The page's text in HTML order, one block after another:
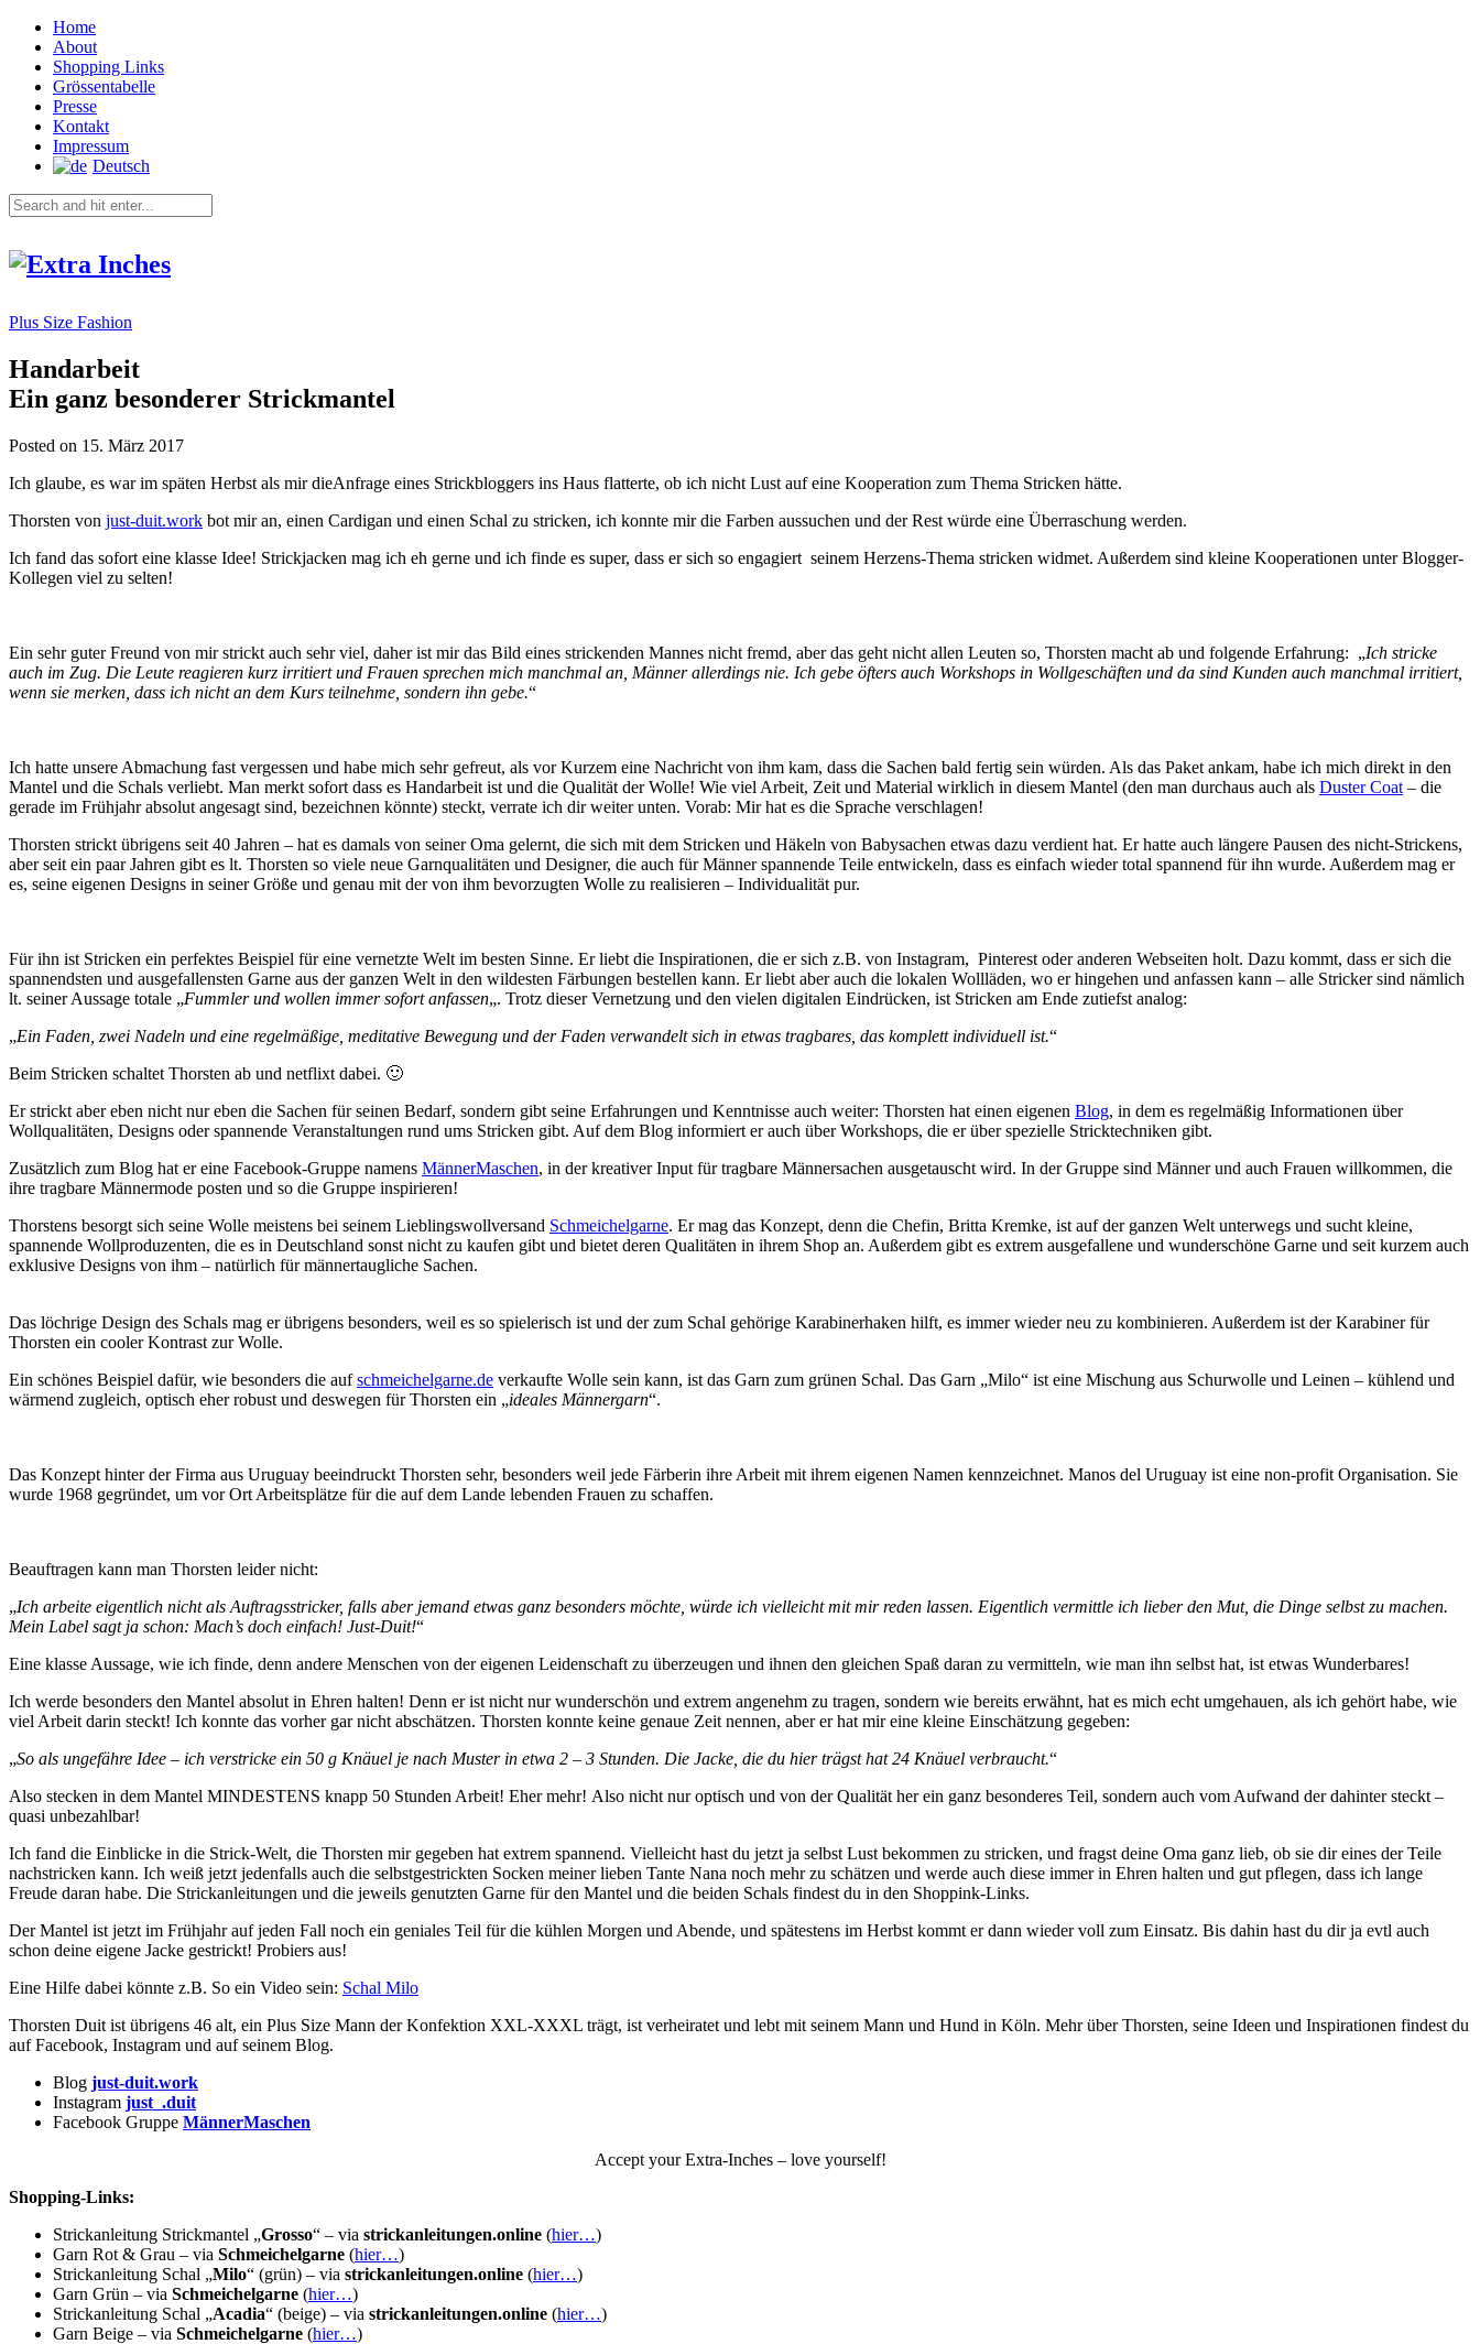
Home
About
Shopping Links
Grössentabelle
Presse
Kontakt
Impressum
Deutsch
Plus Size Fashion
Handarbeit
Ein ganz besonderer Strickmantel
Posted on 15. März 2017
Ich glaube, es war im späten Herbst als mir dieAnfrage eines Strickbloggers ins Haus flatterte, ob ich nicht Lust auf eine Kooperation zum Thema Stricken hätte.
Thorsten von just-duit.work bot mir an, einen Cardigan und einen Schal zu stricken, ich konnte mir die Farben aussuchen und der Rest würde eine Überraschung werden.
Ich fand das sofort eine klasse Idee! Strickjacken mag ich eh gerne und ich finde es super, dass er sich so engagiert seinem Herzens-Thema stricken widmet. Außerdem sind kleine Kooperationen unter Blogger-
Kollegen viel zu selten!
Ein sehr guter Freund von mir strickt auch sehr viel, daher ist mir das Bild eines strickenden Mannes nicht fremd, aber das geht nicht allen Leuten so, Thorsten macht ab und folgende Erfahrung: „Ich stricke
auch im Zug. Die Leute reagieren kurz irritiert und Frauen sprechen mich manchmal an, Männer allerdings nie. Ich gebe öfters auch Workshops in Wollgeschäften und da sind Kunden auch manchmal irritiert,
wenn sie merken, dass ich nicht an dem Kurs teilnehme, sondern ihn gebe.“
Ich hatte unsere Abmachung fast vergessen und habe mich sehr gefreut, als vor Kurzem eine Nachricht von ihm kam, dass die Sachen bald fertig sein würden. Als das Paket ankam, habe ich mich direkt in den
Mantel und die Schals verliebt. Man merkt sofort dass es Handarbeit ist und die Qualität der Wolle! Wie viel Arbeit, Zeit und Material wirklich in diesem Mantel (den man durchaus auch als Duster Coat – die
gerade im Frühjahr absolut angesagt sind, bezeichnen könnte) steckt, verrate ich dir weiter unten. Vorab: Mir hat es die Sprache verschlagen!
Thorsten strickt übrigens seit 40 Jahren – hat es damals von seiner Oma gelernt, die sich mit dem Stricken und Häkeln von Babysachen etwas dazu verdient hat. Er hatte auch längere Pausen des nicht-Strickens,
aber seit ein paar Jahren gibt es lt. Thorsten so viele neue Garnqualitäten und Designer, die auch für Männer spannende Teile entwickeln, dass es einfach wieder total spannend für ihn wurde. Außerdem mag er
es, seine eigenen Designs in seiner Größe und genau mit der von ihm bevorzugten Wolle zu realisieren – Individualität pur.
Für ihn ist Stricken ein perfektes Beispiel für eine vernetzte Welt im besten Sinne. Er liebt die Inspirationen, die er sich z.B. von Instagram, Pinterest oder anderen Webseiten holt. Dazu kommt, dass er sich die
spannendsten und ausgefallensten Garne aus der ganzen Welt in den wildesten Färbungen bestellen kann. Er liebt aber auch die lokalen Wollläden, wo er hingehen und anfassen kann – alle Stricker sind nämlich
lt. seiner Aussage totale „Fummler und wollen immer sofort anfassen„. Trotz dieser Vernetzung und den vielen digitalen Eindrücken, ist Stricken am Ende zutiefst analog:
„Ein Faden, zwei Nadeln und eine regelmäßige, meditative Bewegung und der Faden verwandelt sich in etwas tragbares, das komplett individuell ist.“
Beim Stricken schaltet Thorsten ab und netflixt dabei. 🙂
Er strickt aber eben nicht nur eben die Sachen für seinen Bedarf, sondern gibt seine Erfahrungen und Kenntnisse auch weiter: Thorsten hat einen eigenen Blog, in dem es regelmäßig Informationen über
Wollqualitäten, Designs oder spannende Veranstaltungen rund ums Stricken gibt. Auf dem Blog informiert er auch über Workshops, die er über spezielle Stricktechniken gibt.
Zusätzlich zum Blog hat er eine Facebook-Gruppe namens MännerMaschen, in der kreativer Input für tragbare Männersachen ausgetauscht wird. In der Gruppe sind Männer und auch Frauen willkommen, die
ihre tragbare Männermode posten und so die Gruppe inspirieren!
Thorstens besorgt sich seine Wolle meistens bei seinem Lieblingswollversand Schmeichelgarne. Er mag das Konzept, denn die Chefin, Britta Kremke, ist auf der ganzen Welt unterwegs und sucht kleine,
spannende Wollproduzenten, die es in Deutschland sonst nicht zu kaufen gibt und bietet deren Qualitäten in ihrem Shop an. Außerdem gibt es extrem ausgefallene und wunderschöne Garne und seit kurzem auch
exklusive Designs von ihm – natürlich für männertaugliche Sachen.
Das löchrige Design des Schals mag er übrigens besonders, weil es so spielerisch ist und der zum Schal gehörige Karabinerhaken hilft, es immer wieder neu zu kombinieren. Außerdem ist der Karabiner für
Thorsten ein cooler Kontrast zur Wolle.
Ein schönes Beispiel dafür, wie besonders die aufschmeichelgarne.de verkaufte Wolle sein kann, ist das Garn zum grünen Schal. Das Garn „Milo“ ist eine Mischung aus Schurwolle und Leinen – kühlend und
wärmend zugleich, optisch eher robust und deswegen für Thorsten ein „ideales Männergarn“.
Das Konzept hinter der Firma aus Uruguay beeindruckt Thorsten sehr, besonders weil jede Färberin ihre Arbeit mit ihrem eigenen Namen kennzeichnet. Manos del Uruguay ist eine non-profit Organisation. Sie
wurde 1968 gegründet, um vor Ort Arbeitsplätze für die auf dem Lande lebenden Frauen zu schaffen.
Beauftragen kann man Thorsten leider nicht:
„Ich arbeite eigentlich nicht als Auftragsstricker, falls aber jemand etwas ganz besonders möchte, würde ich vielleicht mit mir reden lassen. Eigentlich vermittle ich lieber den Mut, die Dinge selbst zu machen.
Mein Label sagt ja schon: Mach’s doch einfach! Just-Duit!“
Eine klasse Aussage, wie ich finde, denn andere Menschen von der eigenen Leidenschaft zu überzeugen und ihnen den gleichen Spaß daran zu vermitteln, wie man ihn selbst hat, ist etwas Wunderbares!
Ich werde besonders den Mantel absolut in Ehren halten! Denn er ist nicht nur wunderschön und extrem angenehm zu tragen, sondern wie bereits erwähnt, hat es mich echt umgehauen, als ich gehört habe, wie
viel Arbeit darin steckt! Ich konnte das vorher gar nicht abschätzen. Thorsten konnte keine genaue Zeit nennen, aber er hat mir eine kleine Einschätzung gegeben:
„So als ungefähre Idee – ich verstricke ein 50 g Knäuel je nach Muster in etwa 2 – 3 Stunden. Die Jacke, die du hier trägst hat 24 Knäuel verbraucht.“
Also stecken in dem Mantel MINDESTENS knapp 50 Stunden Arbeit! Eher mehr! Also nicht nur optisch und von der Qualität her ein ganz besonderes Teil, sondern auch vom Aufwand der dahinter steckt –
quasi unbezahlbar!
Ich fand die Einblicke in die Strick-Welt, die Thorsten mir gegeben hat extrem spannend. Vielleicht hast du jetzt ja selbst Lust bekommen zu stricken, und fragst deine Oma ganz lieb, ob sie dir eines der Teile
nachstricken kann. Ich weiß jetzt jedenfalls auch die selbstgestrickten Socken meiner lieben Tante Nana noch mehr zu schätzen und werde auch diese immer in Ehren halten und gut pflegen, dass ich lange
Freude daran habe. Die Strickanleitungen und die jeweils genutzten Garne für den Mantel und die beiden Schals findest du in den Shoppink-Links.
Der Mantel ist jetzt im Frühjahr auf jeden Fall noch ein geniales Teil für die kühlen Morgen und Abende, und spätestens im Herbst kommt er dann wieder voll zum Einsatz. Bis dahin hast du dir ja evtl auch
schon deine eigene Jacke gestrickt! Probiers aus!
Eine Hilfe dabei könnte z.B. So ein Video sein: Schal Milo
Thorsten Duit ist übrigens 46 alt, ein Plus Size Mann der Konfektion XXL-XXXL trägt, ist verheiratet und lebt mit seinem Mann und Hund in Köln. Mehr über Thorsten, seine Ideen und Inspirationen findest du
auf Facebook, Instagram und auf seinem Blog.
Blog just-duit.work
Instagram just_.duit
Facebook Gruppe MännerMaschen
Accept your Extra-Inches – love yourself!
Shopping-Links:
Strickanleitung Strickmantel „Grosso“ – via strickanleitungen.online (hier…)
Garn Rot & Grau – via Schmeichelgarne (hier…)
Strickanleitung Schal „Milo“ (grün) – via strickanleitungen.online (hier…)
Garn Grün – via Schmeichelgarne (hier…)
Strickanleitung Schal „Acadia“ (beige) – via strickanleitungen.online (hier…)
Garn Beige – via Schmeichelgarne (hier…)